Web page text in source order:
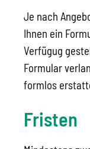
Je nach
Ihnen ein
Verfügug
Formular
formlos
Fristen